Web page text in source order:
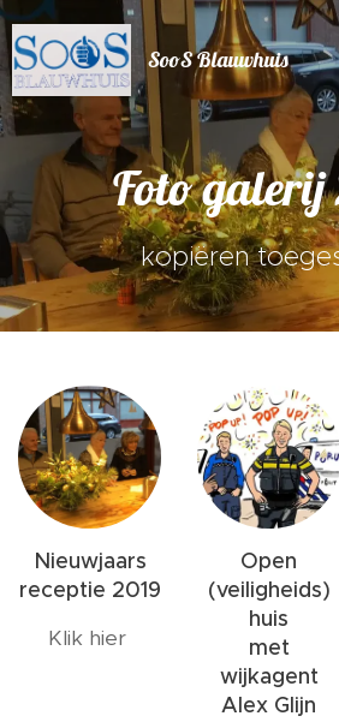
SooS Blauwhuis
Foto galerij
kopiëren
Nieuwjaars
receptie 2019
Klik hier
Open
(veiligheids)
huis
met
wijkagent
Alex Glijn